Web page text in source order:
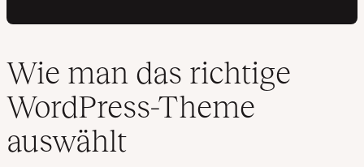
Wie man das richtige
WordPress-Theme
auswählt